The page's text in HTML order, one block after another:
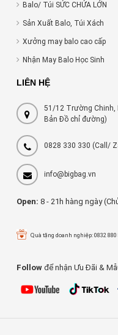
Balo/ Túi SỨC CHỨA LỚN
Sản Xuất Balo, Túi Xách
Xưởng may balo cao cấp
Nhận May Balo Học Sinh
LIÊN HỆ
51/12 Trường Chinh,
Bản Đồ chỉ đường)
0828 330 330 (Call/
info@bigbag.vn
Open: 8 - 21h hàng ngày
Quà tặng doanh nghiệp: 0832 880
Follow để nhận Ưu Đãi &